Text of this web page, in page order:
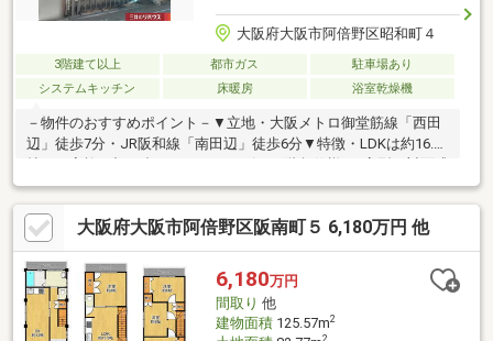
大阪府大阪市阿倍野区昭和町４
3階建て以上 都市ガス
駐車場あり
システムキッチン
床暖房 浴室乾燥機
－物件のおすすめポイント－▼立地・大阪メトロ御堂筋線「西田
辺」徒歩7分・JR阪和線「南田辺」徒歩6分▼特徴・LDKは約16.0
帖、ご家族が顔を合わせやすいリビング階段仕様・L字型の対面式
キッチン、浄水器付・バルコニーは4か所、主寝室約6.0帖は南面
バルコニー付・駐車場有(車種制限有)、前面道路幅員は約7.2m▼
設備・太陽光発電システム(5kW)・床暖房(LDK部分)▼周辺環境・
長池小学校 徒歩8分(約610m)・昭和町中学校 徒歩6分(約460m)■
ご希望の住まい探しをお手伝いします ━━━━━・・・物件の詳
細・ご相談はお気軽にお問い合わせください。
大阪府大阪市阿倍野区阪南町５ 6,180万円 他
6,180万円
間取り 他
建物面積125.57m2
2